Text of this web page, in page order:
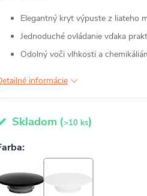
Elegantný kryt výpuste z liateho
Jednoduché ovládanie vďaka
Odolný voči vlhkosti a
informácie
Skladom (>10 ks)